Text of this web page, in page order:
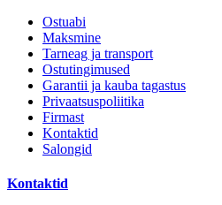
Ostuabi
Maksmine
Tarneag ja transport
Ostutingimused
Garantii ja kauba tagastus
Privaatsuspoliitika
Firmast
Kontaktid
Salongid
Kontaktid